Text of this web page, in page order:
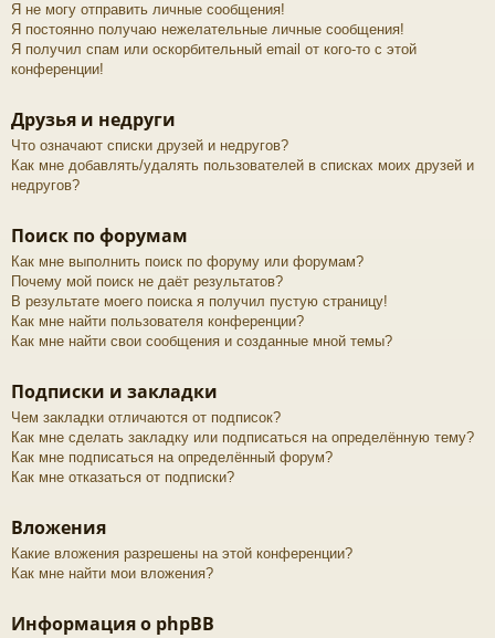
Я не могу отправить личные сообщения!
Я постоянно получаю нежелательные личные сообщения!
Я получил спам или оскорбительный email от кого-то с этой
конференции!
Друзья и недруги
Что означают списки друзей и недругов?
Как мне добавлять/удалять пользователей в списках моих друзей и
недругов?
Поиск по форумам
Как мне выполнить поиск по форуму или форумам?
Почему мой поиск не даёт результатов?
В результате моего поиска я получил пустую страницу!
Как мне найти пользователя конференции?
Как мне найти свои сообщения и созданные мной темы?
Подписки и закладки
Чем закладки отличаются от подписок?
Как мне сделать закладку или подписаться на определённую тему?
Как мне подписаться на определённый форум?
Как мне отказаться от подписки?
Вложения
Какие вложения разрешены на этой конференции?
Как мне найти мои вложения?
Информация о phpBB